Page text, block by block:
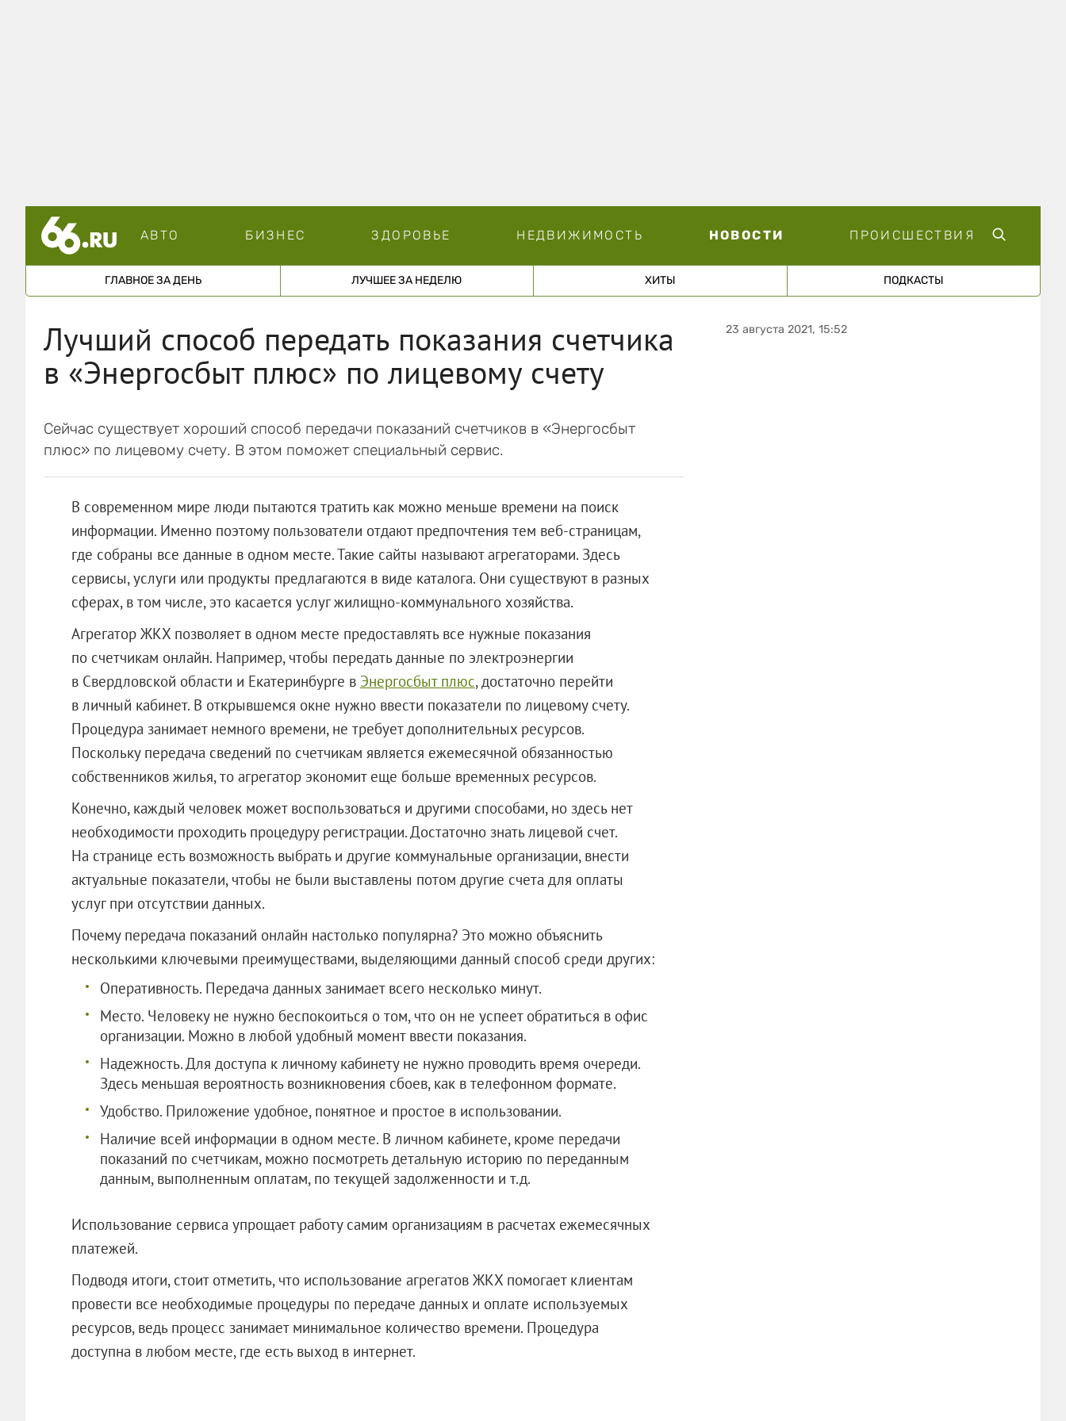
АВТО БИЗНЕС ЗДОРОВЬЕ НЕДВИЖИМОСТЬ НОВОСТИ ПРОИСШЕСТВИЯ
ГЛАВНОЕ ЗА ДЕНЬ ЛУЧШЕЕ ЗА НЕДЕЛЮ ХИТЫ ПОДКАСТЫ
Лучший способ передать показания счетчика
в «Энергосбыт плюс» по лицевому счету
Сейчас существует хороший способ передачи показаний счетчиков в «Энергосбыт
плюс» по лицевому счету. В этом поможет специальный сервис.
В современном мире люди пытаются тратить как можно меньше времени на поиск
информации. Именно поэтому пользователи отдают предпочтения тем веб-страницам,
где собраны все данные в одном месте. Такие сайты называют агрегаторами. Здесь
сервисы, услуги или продукты предлагаются в виде каталога. Они существуют в разных
сферах, в том числе, это касается услуг жилищно-коммунального хозяйства.
Агрегатор ЖКХ позволяет в одном месте предоставлять все нужные показания
по счетчикам онлайн. Например, чтобы передать данные по электроэнергии
в Свердловской области и Екатеринбурге в Энергосбыт плюс, достаточно перейти
в личный кабинет. В открывшемся окне нужно ввести показатели по лицевому счету.
Процедура занимает немного времени, не требует дополнительных ресурсов.
Поскольку передача сведений по счетчикам является ежемесячной обязанностью
собственников жилья, то агрегатор экономит еще больше временных ресурсов.
Конечно, каждый человек может воспользоваться и другими способами, но здесь нет
необходимости проходить процедуру регистрации. Достаточно знать лицевой счет.
На странице есть возможность выбрать и другие коммунальные организации, внести
актуальные показатели, чтобы не были выставлены потом другие счета для оплаты
услуг при отсутствии данных.
Почему передача показаний онлайн настолько популярна? Это можно объяснить
несколькими ключевыми преимуществами, выделяющими данный способ среди других:
Оперативность. Передача данных занимает всего несколько минут.
Место. Человеку не нужно беспокоиться о том, что он не успеет обратиться в офис
организации. Можно в любой удобный момент ввести показания.
Надежность. Для доступа к личному кабинету не нужно проводить время очереди.
Здесь меньшая вероятность возникновения сбоев, как в телефонном формате.
Удобство. Приложение удобное, понятное и простое в использовании.
Наличие всей информации в одном месте. В личном кабинете, кроме передачи
показаний по счетчикам, можно посмотреть детальную историю по переданным
данным, выполненным оплатам, по текущей задолженности и т.д.
Использование сервиса упрощает работу самим организациям в расчетах ежемесячных
платежей.
Подводя итоги, стоит отметить, что использование агрегатов ЖКХ помогает клиентам
провести все необходимые процедуры по передаче данных и оплате используемых
ресурсов, ведь процесс занимает минимальное количество времени. Процедура
доступна в любом месте, где есть выход в интернет.
23 августа 2021, 15:52